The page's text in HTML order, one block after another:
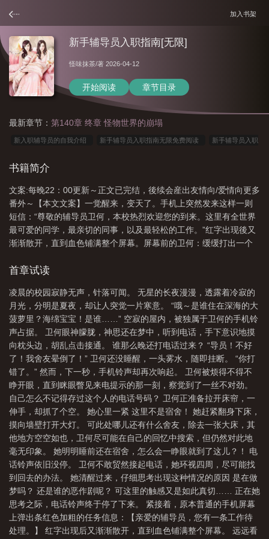
加入书架
新手辅导员入职指南[无限]
怪味抹茶/著 2026-04-12
开始阅读 章节目录
最新章节： 第140章 终章 怪物世界的崩塌
新入职辅导员的自我介绍 新手辅导员入职指南无限免费阅读 新手辅导员入职
做哪些准备
的感悟和心得 辅导员入职条件 新员工辅导员 大学辅导员入职流程 辅导
员入职自我介绍简短 辅导员刚入职有培训吗 新人辅导员 刚入职的辅导员什
么职称 辅导员的要求 辅导员入职都要准备什么 辅导员入职前培训吗 辅
导员入职需要交哪些材料 辅导员入职流程 辅导员的工作流程 辅导员怎
手辅导员入职指南无限流
书籍简介
文案:每晚22：00更新～正文已完结，後续会産出友情向/爱情向更多
番外～【本文文案】一觉醒来，变天了。手机上突然发来这样一则
短信：“尊敬的辅导员卫何，本校热烈欢迎您的到来。这里有全世界
最可爱的同学，最亲切的同事，以及最轻松的工作。”红字出现後又
渐渐散开，直到血色铺满整个屏幕。屏幕前的卫何：缓缓打出一个
辅导员的卫何在垃圾桶里捡到了一份入职指南：【入职指南第一
职指南第二条：同事间要相亲相爱，互帮互助】卫何：她帮助同事
去死可以吗？【入职指南第三条：请不要质疑学校的任何命令】卫
何：收到！这是让我当校长的意思！片段二：正所谓，干一行，爱
一行。立志做怪物们“最好的良师益友”的卫何是如此善良——面对假
装牙疼，实则是想要一口吞了她的怪物学生，卫何利落地一刀捅进
它的心脏，轻抚它的发梢：“没事了，乖乖，死了就不疼啦。”面对妄
图抢走她重要线索，并且四处使绊子的同事，卫何知道，这一定是
同事锻炼她的方法，就是为了让她能够快速成长。滴水之恩，当涌
泉相报！她含泪把同事的裤衩子扒个精光：“快快长大吧！同事！一
定要成为一个对学校有用的人啊！”面对莫名其妙老找她麻烦，约她
上楼喝茶的领导，卫何挠了挠头，秒懂：领导为什麽找她不找别
人？一定是因为看重她！她热泪盈眶，第二天就带着夥伴帮助领导
提前退休，她握着奄奄一息的校董的手：“领导，你安心休息去吧，
学校有我在，你放心！”後来，大街上，卫何的名字随处可见。捡来
的小女孩指着一处海报问卫何：“姐姐，这上面的字是读‘首级通缉
令’吗？”卫何：“不是，你看错了，姐姐怎麽会是通缉犯呢，这上面
的字是读‘优秀事迹报’，知道了吗？”……【第一关：老鼠的最爱不是
奶酪】【第二关：摇头摆尾去心火】【第三关：……】关卡持续解
锁中，敬请期待～*食用指南1.沙雕升级流，大女主爽文+女性群像，
首章试读
凌晨的校园寂静无声，针落可闻。 无星的长夜漫漫，透露着冷寂的
月光，分明是夏夜，却让人突觉一片寒意。 “哦～是谁住在深海的大
菠萝里？海绵宝宝！是谁……” 空寂的屋内，被独属于卫何的手机铃
声占据。 卫何眼神朦胧，神思还在梦中，听到电话，手下意识地摸
向枕头边，胡乱点击接通。 谁那么晚还打电话过来？ “导员！不好
了！我舍友晕倒了！” 卫何还没睡醒，一头雾水，随即挂断。 “你打
错了。” 然而，下一秒，手机铃声却再次响起。 卫何被烦得不得不
睁开眼，直到眯眼瞥见来电提示的那一刻，察觉到了一丝不对劲。
自己怎么不记得存过这个人的电话号码？ 卫何正准备拉开床帘，一
伸手，却抓了个空。 她心里一紧 这里不是宿舍！ 她赶紧翻身下床，
摸向墙壁打开大灯。 可此处哪儿还有什么舍友，除去一张大床，其
他地方空空如也，卫何尽可能在自己的回忆中搜索，但仍然对此地
毫无印象。 她明明睡前还在宿舍，怎么会一睁眼就到了这儿？！ 电
话铃声依旧没停。 卫何不敢贸然接起电话，她环视四周，尽可能找
到回去的办法。 她清醒过来，仔细思考出现这种情况的原因 是在做
梦吗？ 还是谁的恶作剧呢？ 可这里的触感又是如此真切…… 正在她
思考之际，电话铃声终于停了下来。 紧接着，原本普通的手机屏幕
上弹出条红色加粗的任务信息：【亲爱的辅导员，您有一条工作待
处理。】 红字出现后又渐渐散开，直到血色铺满整个屏幕。 远远看